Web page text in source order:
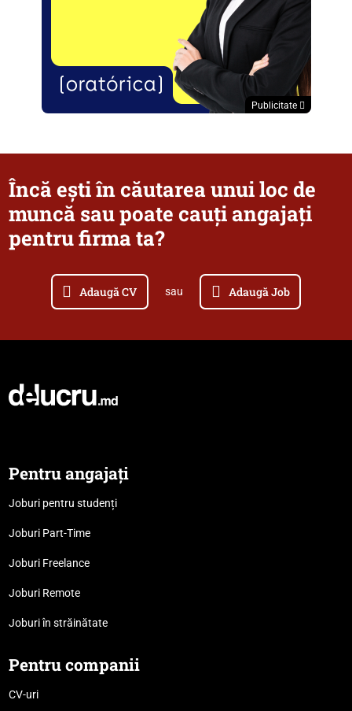
Publicitate
Încă ești în căutarea unui loc de
muncă sau poate cauți angajați
pentru firma ta?
Adaugă CV sau Adaugă Job
Pentru angajați
Joburi pentru studenți
Joburi Part-Time
Joburi Freelance
Joburi Remote
Joburi în străinătate
Pentru companii
CV-uri